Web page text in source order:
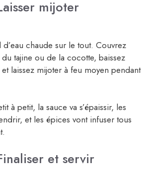
mijoter
chaude sur le tout. Couvrez
tajine ou de la cocotte, baissez
laissez mijoter à feu moyen pendant
à petit, la sauce va s’épaissir, les
et les épices vont infuser tous
et servir